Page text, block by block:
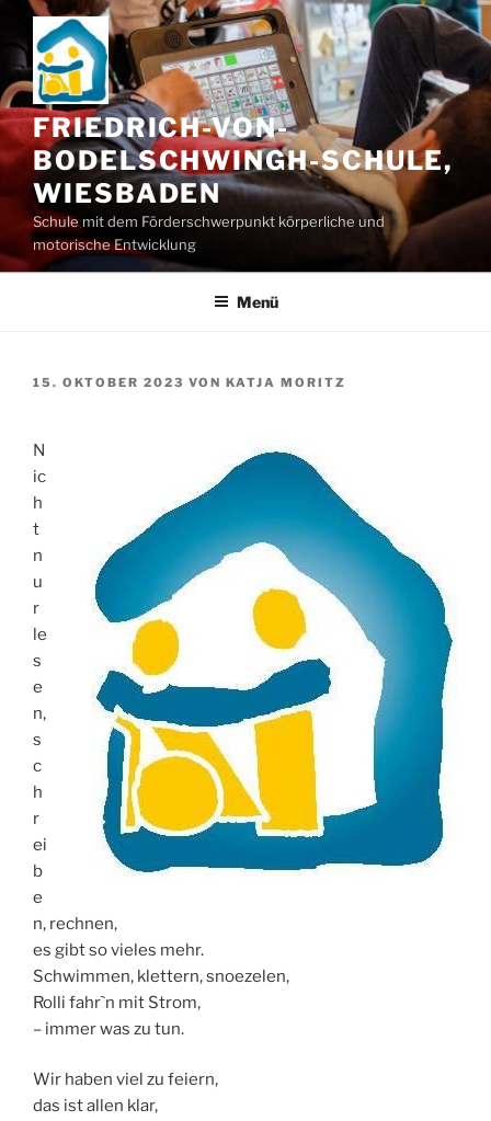
Zum
Inhalt
springen
FRIEDRICH-VON-
BODELSCHWINGH-SCHULE,
WIESBADEN
Schule mit dem Förderschwerpunkt körperliche und
motorische Entwicklung
Menü
VERÖFFENTLICHT
15. OKTOBER 2023 VON KATJA MORITZ
N
ic
h
t
n
u
r
le
s
e
n,
s
c
h
r
ei
b
e
n, rechnen,
es gibt so vieles mehr.
Schwimmen, klettern, snoezelen,
Rolli fahr`n mit Strom,
– immer was zu tun.
Wir haben viel zu feiern,
das ist allen klar,